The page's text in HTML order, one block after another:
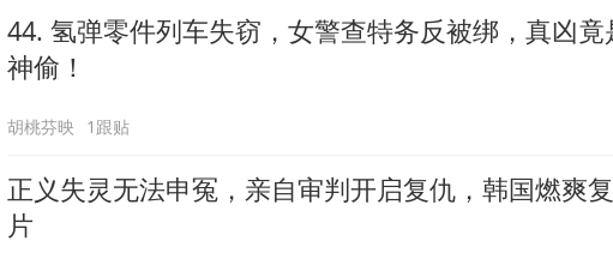
5万小车卖不动 微型代步车集体遇冷
44. 氢弹零件列车失窃，女警查特务反被绑，真凶竟
神偷！
胡桃芬映 1跟贴
正义失灵无法申冤，亲自审判开启复仇，韩国燃爽
片